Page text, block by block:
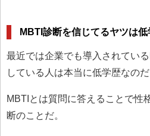
MBTI診断を信じてるヤツは低
最近では企業でも導入されてい
している人は本当に低学歴なの
MBTIとは質問に答えることで性
断のことだ。